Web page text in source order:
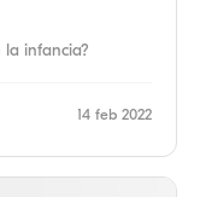
la infancia?
14 feb 2022